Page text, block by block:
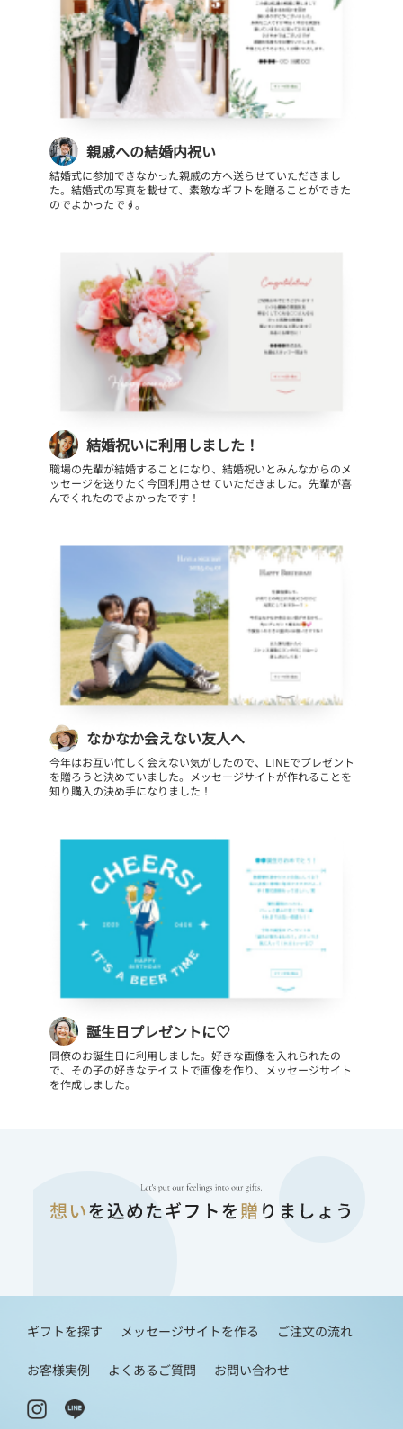
親戚への結婚内祝い
結婚式に参加できなかった親戚の方へ送らせていただきまし
た。結婚式の写真を載せて、素敵なギフトを贈ることができた
のでよかったです。
結婚祝いに利用しました！
職場の先輩が結婚することになり、結婚祝いとみんなからのメ
ッセージを送りたく今回利用させていただきました。先輩が喜
んでくれたのでよかったです！
なかなか会えない友人へ
今年はお互い忙しく会えない気がしたので、LINEでプレゼント
を贈ろうと決めていました。メッセージサイトが作れることを
知り購入の決め手になりました！
誕生日プレゼントに♡
同僚のお誕生日に利用しました。好きな画像を入れられたの
で、その子の好きなテイストで画像を作り、メッセージサイト
を作成しました。
ギフトを探す メッセージサイトを作る ご注文の流れ
お客様実例 よくあるご質問 お問い合わせ